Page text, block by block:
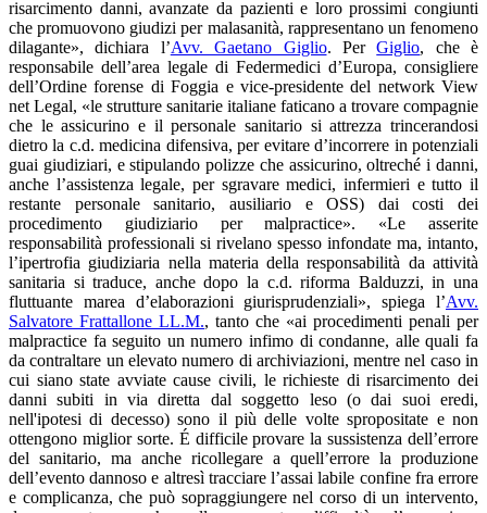
risarcimento danni, avanzate da pazienti e loro prossimi congiunti
che promuovono giudizi per malasanità, rappresentano un fenomeno
dilagante», dichiara l’Avv. Gaetano Giglio. PerGiglio, che è
responsabile dell’area legale di Federmedici d’Europa, consigliere
dell’Ordine forense di Foggia e vice-presidente del network View
net Legal, «le strutture sanitarie italiane faticano a trovare compagnie
che le assicurino e il personale sanitario si attrezza trincerandosi
dietro la c.d. medicina difensiva, per evitare d’incorrere in potenziali
guai giudiziari, e stipulando polizze che assicurino, oltreché i danni,
anche l’assistenza legale, per sgravare medici, infermieri e tutto il
restante personale sanitario, ausiliario e OSS) dai costi dei
procedimento giudiziario per malpractice». «Le asserite
responsabilità professionali si rivelano spesso infondate ma, intanto,
l’ipertrofia giudiziaria nella materia della responsabilità da attività
sanitaria si traduce, anche dopo la c.d. riforma Balduzzi, in una
fluttuante marea d’elaborazioni giurisprudenziali», spiega l’Avv.
Salvatore Frattallone LL.M., tanto che «ai procedimenti penali per
malpractice fa seguito un numero infimo di condanne, alle quali fa
da contraltare un elevato numero di archiviazioni, mentre nel caso in
cui siano state avviate cause civili, le richieste di risarcimento dei
danni subiti in via diretta dal soggetto leso (o dai suoi eredi,
nell'ipotesi di decesso) sono il più delle volte spropositate e non
ottengono miglior sorte. É difficile provare la sussistenza dell’errore
del sanitario, ma anche ricollegare a quell’errore la produzione
dell’evento dannoso e altresì tracciare l’assai labile confine fra errore
e complicanza, che può sopraggiungere nel corso di un intervento,